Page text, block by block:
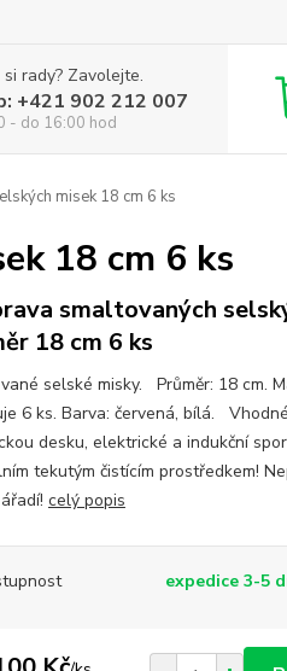
rady? Zavolejte.
+421 902 212 007
- do 16:00 hod
misek 18 cm 6 ks
18 cm 6 ks
smaltovaných
18 cm 6 ks
selské misky. Průměr: 18 cm.
6 ks. Barva: červená, bílá.
desku, elektrické a indukční
tekutým čistícím prostředkem!
celý popis
expedice 3-5